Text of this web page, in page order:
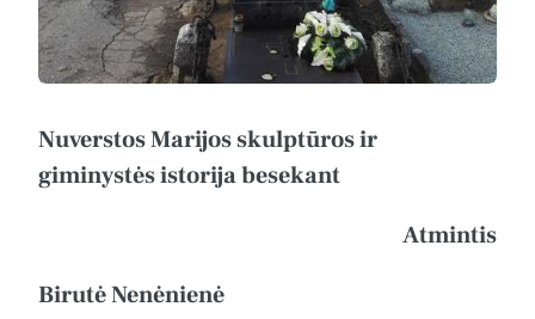
Nuverstos Marijos skulptūros ir
giminystės istorija besekant
Atmintis
Birutė Nenėnienė